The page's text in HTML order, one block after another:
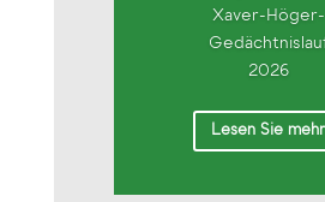
Xaver-Höger-
2026
Lesen Sie mehr